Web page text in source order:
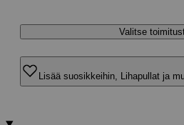
Valitse
Lisää suosikkeihin, Lihapullat ja